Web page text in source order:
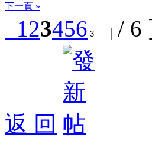
下一頁 »
123456 / 6
返 回